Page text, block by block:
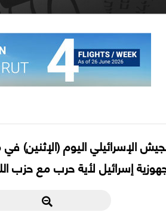
الإسرائيلي اليوم (الإثنين) في
إسرائيل لأية حرب مع حزب